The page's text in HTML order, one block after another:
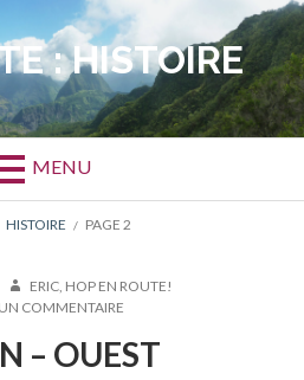
:HISTOIRE
MENU
HISTOIRE PAGE 2
AUTEUR
ERIC, HOP EN ROUTE!
COMMENTAIRE
–
OUEST
– OUEST